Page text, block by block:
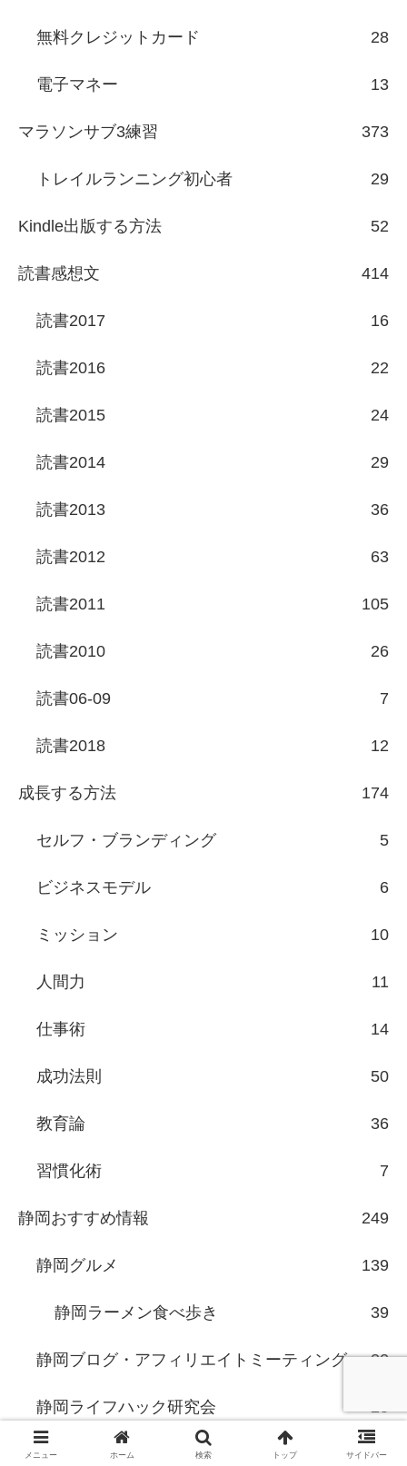
無料クレジットカード 28
電子マネー 13
マラソンサブ3練習 373
トレイルランニング初心者 29
Kindle出版する方法 52
読書感想文 414
読書2017 16
読書2016 22
読書2015 24
読書2014 29
読書2013 36
読書2012 63
読書2011 105
読書2010 26
読書06-09 7
読書2018 12
成長する方法 174
セルフ・ブランディング 5
ビジネスモデル 6
ミッション 10
人間力 11
仕事術 14
成功法則 50
教育論 36
習慣化術 7
静岡おすすめ情報 249
静岡グルメ 139
静岡ラーメン食べ歩き 39
静岡ブログ・アフィリエイトミーティング 32
静岡ライフハック研究会
スモールビジネス 56
メニュー ホーム 検索 トップ サイドバー